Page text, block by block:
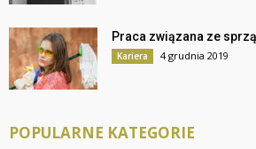
Praca związana ze
Kariera 4 grudnia 2019
POPULARNE KATEGORIE